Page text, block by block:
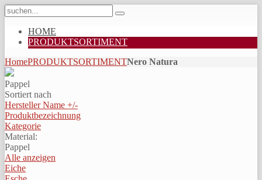
HOME
PRODUKTSORTIMENT
HomePRODUKTSORTIMENTNero Natura
Pappel
Sortiert nach
Hersteller Name +/-
Produktbezeichnung
Kategorie
Material:
Pappel
Alle anzeigen
Eiche